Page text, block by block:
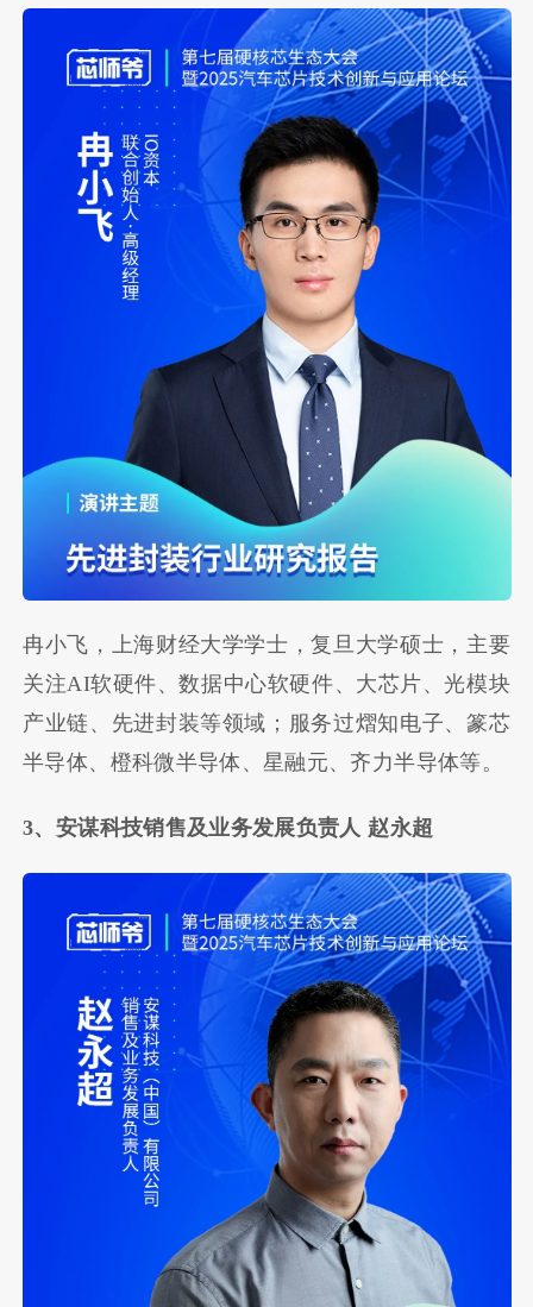
冉小飞，上海财经大学学士，复旦大学硕士，主要
关注AI软硬件、数据中心软硬件、大芯片、光模块
产业链、先进封装等领域；服务过熠知电子、篆芯
半导体、橙科微半导体、星融元、齐力半导体等。
3、安谋科技销售及业务发展负责人 赵永超